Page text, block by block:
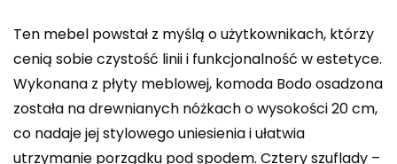
Ten mebel powstał z myślą o użytkownikach, którzy
cenią sobie czystość linii i funkcjonalność w estetyce.
Wykonana z płyty meblowej, komoda Bodo osadzona
została na drewnianych nóżkach o wysokości 20 cm,
co nadaje jej stylowego uniesienia i ułatwia
utrzymanie porządku pod spodem. Cztery szuflady –